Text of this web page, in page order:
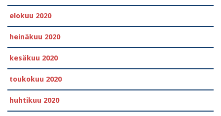
elokuu 2020
heinäkuu 2020
kesäkuu 2020
toukokuu 2020
huhtikuu 2020